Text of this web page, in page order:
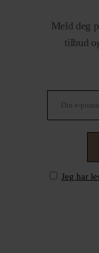
Meld deg
tilbud
Jeg har